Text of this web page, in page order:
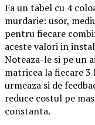
Fa un tabel cu 4
murdarie: usor,
pentru fiecare
aceste valori in
Noteaza-le si pe un
matricea la fiecare
urmeaza si de
reduce costul pe
constanta.